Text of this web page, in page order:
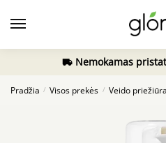
Nemokamas
Pradžia / Visos prekės / Veido priežiūra